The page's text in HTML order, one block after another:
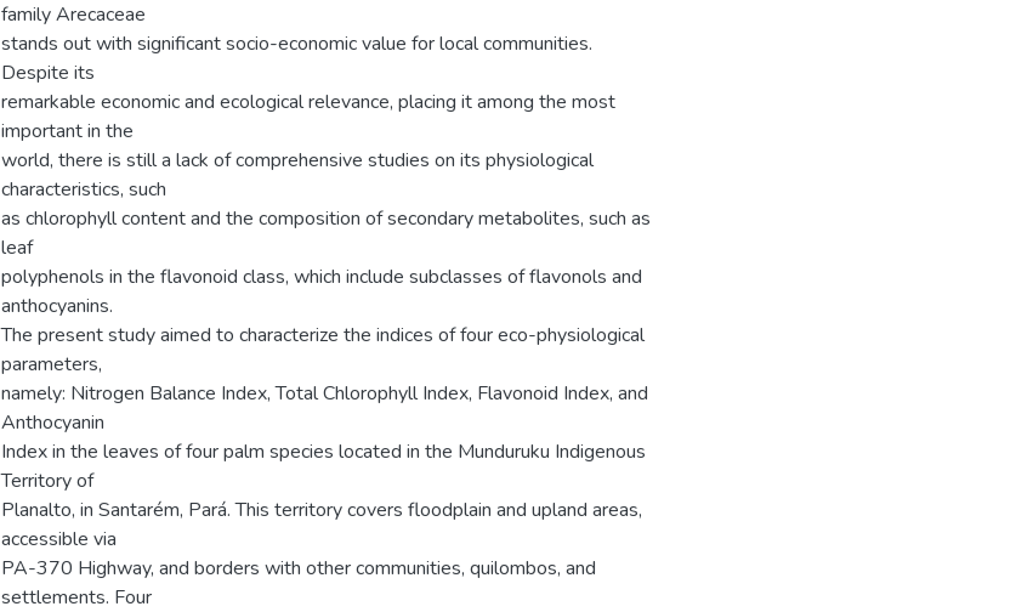
family Arecaceae
stands out with significant socio-economic value for local communities.
Despite its
remarkable economic and ecological relevance, placing it among the most
important in the
world, there is still a lack of comprehensive studies on its physiological
characteristics, such
as chlorophyll content and the composition of secondary metabolites, such as
leaf
polyphenols in the flavonoid class, which include subclasses of flavonols and
anthocyanins.
The present study aimed to characterize the indices of four eco-physiological
parameters,
namely: Nitrogen Balance Index, Total Chlorophyll Index, Flavonoid Index, and
Anthocyanin
Index in the leaves of four palm species located in the Munduruku Indigenous
Territory of
Planalto, in Santarém, Pará. This territory covers floodplain and upland areas,
accessible via
PA-370 Highway, and borders with other communities, quilombos, and
settlements. Four